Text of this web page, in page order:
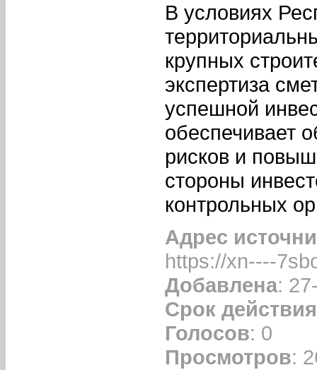
В условиях
крупных
экспертиза
успешной
обеспечивает
рисков и
стороны
контрольных
Адрес
https://xn----
Добавлена:
Срок действия
Голосов: 0
Просмотров: